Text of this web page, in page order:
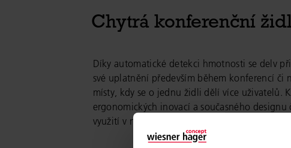
Chytrá konferenční
Díky automatické detekci hmotnosti se delv
své uplatnění především během konferencí či
místy, kdy se o jednu židli dělí více uživatelů.
ergonomických inovací a současného
využití v nejprestižnějších kancelářských